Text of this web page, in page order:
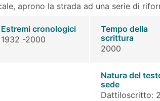
aprono la strada ad una serie di
Estremi cronologici
1932 -2000
Tempo della
scrittura
2000
Natura del
sede
Dattiloscritto: 2